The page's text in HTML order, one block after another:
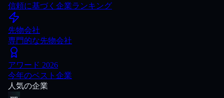
信頼に基づく企業ランキング
先物会社
専門的な先物会社
アワード 2026
今年のベスト企業
人気の企業